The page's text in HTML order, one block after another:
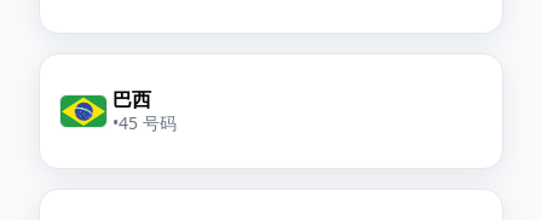
巴西
•45 号码